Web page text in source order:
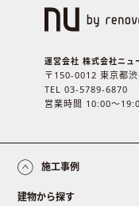
運営会社 株式会社ニュ
〒150-0012 東京都
TEL 03-5789-6870
営業時間 10:00〜
施工事例
建物から探す